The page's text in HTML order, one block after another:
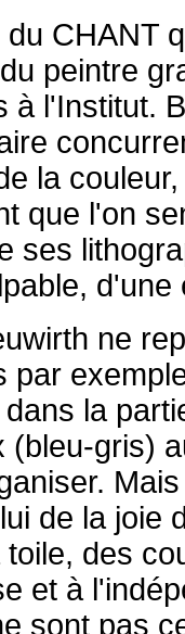
CHANT
peintre
à l'Institut.
la
que l'on
ses
d'une
ne
par
la
(bleu-gris)
de la joie
des
et à
sont pas